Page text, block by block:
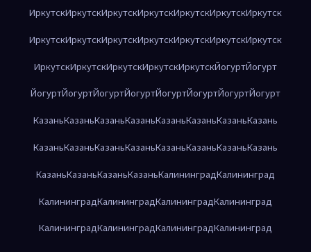
ИркутскИркутскИркутскИркутскИркутскИркутскИркутск
ИркутскИркутскИркутскИркутскИркутскИркутскИркутск
ИркутскИркутскИркутскИркутскИркутскЙогуртЙогурт
ЙогуртЙогуртЙогуртЙогуртЙогуртЙогуртЙогуртЙогурт
КазаньКазаньКазаньКазаньКазаньКазаньКазаньКазань
КазаньКазаньКазаньКазаньКазаньКазаньКазаньКазань
КазаньКазаньКазаньКазаньКалининградКалининград
КалининградКалининградКалининградКалининград
КалининградКалининградКалининградКалининград